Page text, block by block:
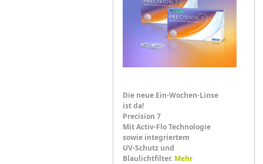
Die neue Ein-Wochen-Linse
ist da!
Precision 7
Mit Activ-Flo Technologie
sowie integriertem
UV-Schutz und
Blaulichtfilter. Mehr